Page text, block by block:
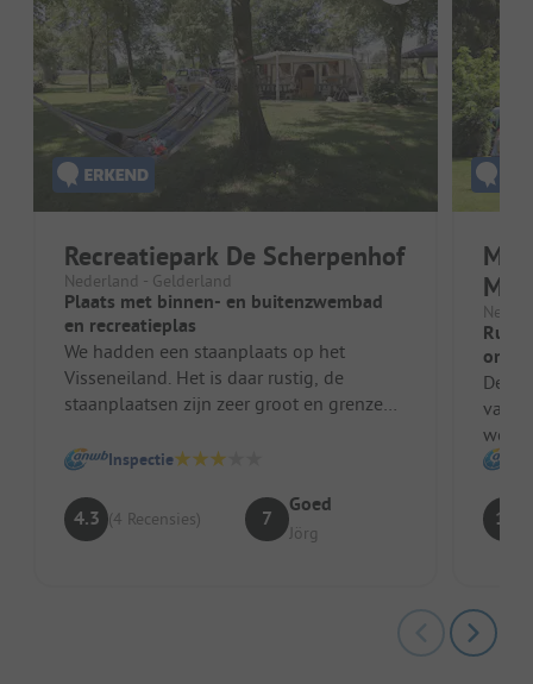
Recreatiepark De Scherpenhof
Nederland - Gelderland
Plaats met binnen- en buitenzwembad
en recreatieplas
We hadden een staanplaats op het
Visseneiland. Het is daar rustig, de
staanplaatsen zijn zeer groot en grenzen
Inspectie
4.3 (4 Recensies) 7
Goed
Jörg
om
De
van
10